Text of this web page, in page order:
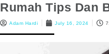
Rumah Tips Dan
Adam Hardi July 16, 2024